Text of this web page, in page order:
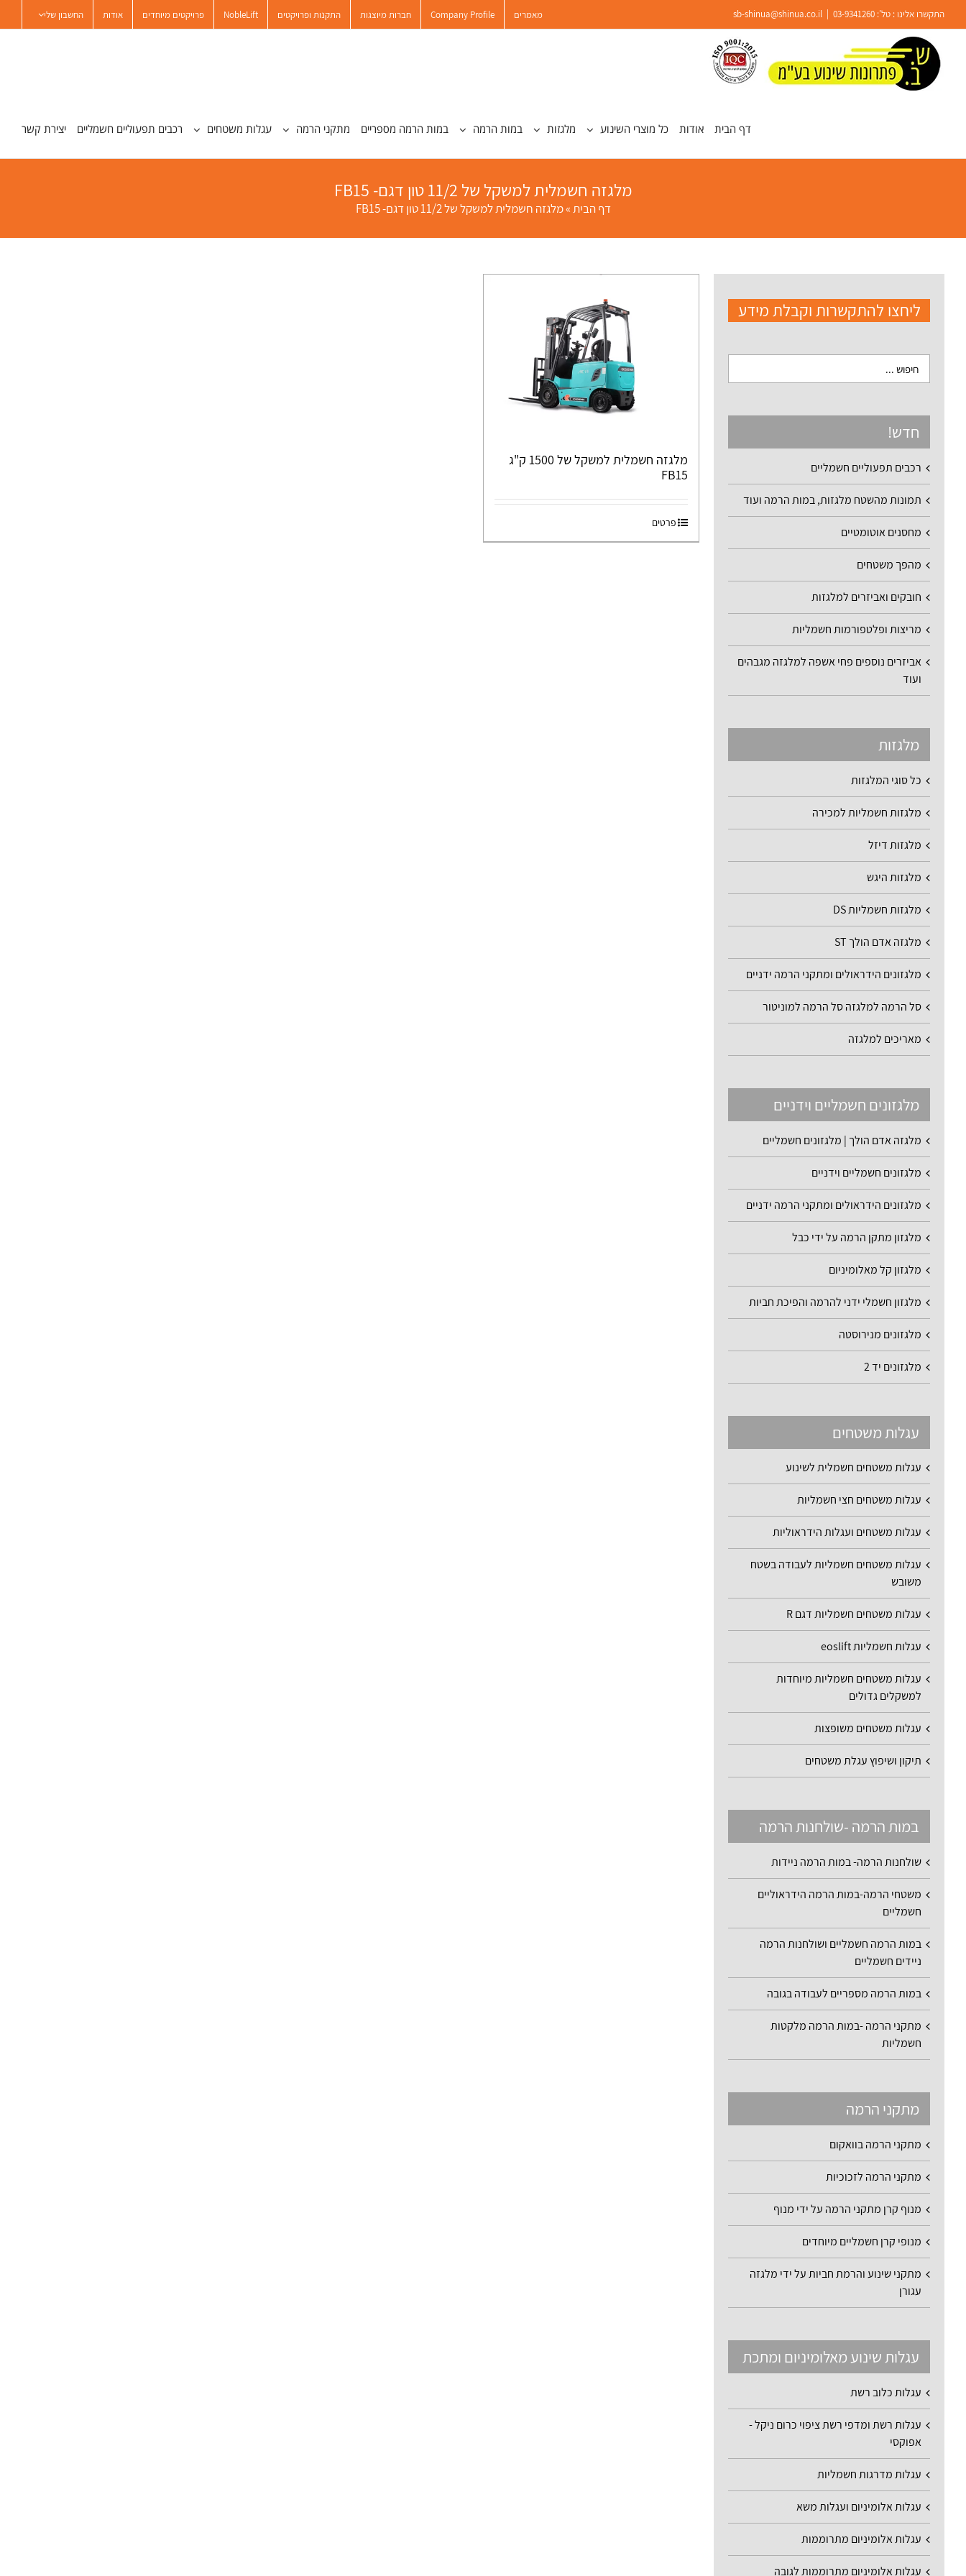
פתח סרגל נגישות
content
התקשרו אלינו : טל': 03-9341260
sb-shinua@shinua.co.il מאמרים Company Profile חברות מיוצגות התקנות ופרויקטים NobleLift פרויקטים מיוחדים אודות החשבון שלי
דף הבית אודות כל מוצרי השינוע מלגזות במות הרמה במות הרמה מספריים מתקני הרמה עגלות משטחים רכבים תפעוליים חשמליים יצירת קשר
מלגזה חשמלית למשקל של 11/2 טון דגם- FB15
דף הבית»מלגזה חשמלית למשקל של 11/2 טון דגם- FB15
מלגזה חשמלית למשקל של 1500 ק"ג
FB15
פרטים
ליחצו להתקשרות וקבלת מידע
חדש!
רכבים תפעוליים חשמליים
תמונות מהשטח מלגזות, במות הרמה ועוד
מחסנים אוטומטיים
מהפך משטחים
חובקים ואביזרים למלגזות
מריצות ופלטפורמות חשמליות
אביזרים נוספים פחי אשפה למלגזה מגבהים
ועוד
מלגזות
כל סוגי המלגזות
מלגזות חשמליות למכירה
מלגזות דיזל
מלגזות היגש
מלגזות חשמליות DS
מלגזה אדם הולך ST
מלגזונים הידראולים ומתקני הרמה ידניים
סל הרמה למלגזה סל הרמה למוניטור
מאריכים למלגזה
מלגזונים חשמליים וידניים
מלגזה אדם הולך | מלגזונים חשמליים
מלגזונים חשמליים וידניים
מלגזונים הידראולים ומתקני הרמה ידניים
מלגזון מתקן הרמה על ידי כבל
מלגזון קל מאלומיניום
מלגזון חשמלי ידני להרמה והפיכת חביות
מלגזונים מנירוסטה
מלגזונים יד 2
עגלות משטחים
עגלות משטחים חשמלית לשינוע
עגלות משטחים חצי חשמליות
עגלות משטחים ועגלות הידראוליות
עגלות משטחים חשמליות לעבודה בשטח
משובש
עגלות משטחים חשמליות דגם R
עגלות חשמליות eoslift
עגלות משטחים חשמליות מיוחדות
למשקלים גדולים
עגלות משטחים משופצות
תיקון ושיפוץ עגלת משטחים
במות הרמה -שולחנות הרמה
שולחנות הרמה- במות הרמה ניידות
משטחי הרמה-במות הרמה הידראוליים
חשמליים
במות הרמה חשמליים ושולחנות הרמה
ניידים חשמליים
במות הרמה מספריים לעבודה בגובה
מתקני הרמה -במות הרמה מלקטות
חשמליות
מתקני הרמה
מתקני הרמה בוואקום
מתקני הרמה לזכוכיות
מנוף קרן מתקני הרמה על ידי מנוף
מנופי קרן חשמליים מיוחדים
מתקני שינוע והרמת חביות על ידי מלגזה
עגורן
עגלות שינוע מאלומיניום ומתכת
עגלות כלוב רשת
עגלות רשת ומדפי רשת ציפוי כרום ניקל -
אפוקסי
עגלות מדרגות חשמליות
עגלות אלומיניום ועגלות משא
עגלות אלומיניום מתרוממות
עגלות אלומיניום מתרוממות לגובה